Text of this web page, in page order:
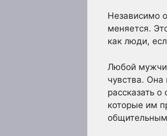
Независимо
меняется.
как люди,
Любой
чувства. Она
рассказать
которые им